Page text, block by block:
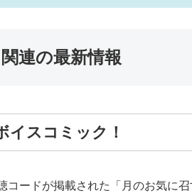
連の最新情報
イスコミック！
ードが掲載された「月のお気に